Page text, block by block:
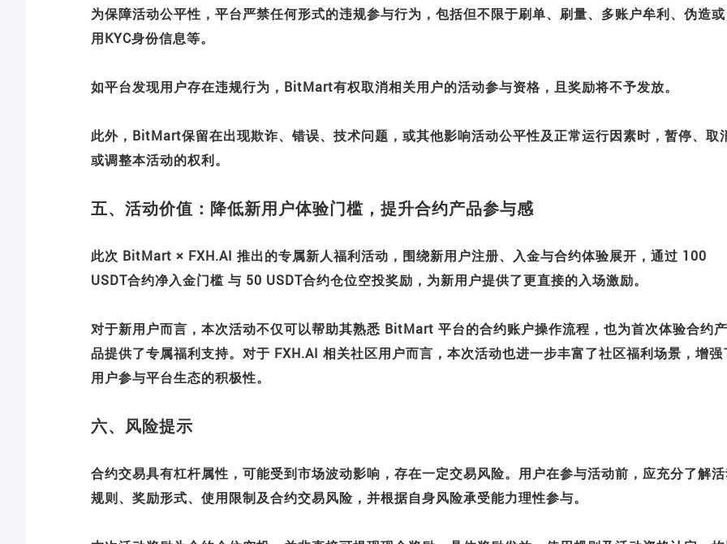
为保障活动公平性，平台严禁任何形式的违规参与行为，包括但不限于刷单、刷量、多账户牟利、伪造
用KYC身份信息等。
如平台发现用户存在违规行为，BitMart有权取消相关用户的活动参与资格，且奖励将不予发放。
此外，BitMart保留在出现欺诈、错误、技术问题，或其他影响活动公平性及正常运行因素时，暂停、取
或调整本活动的权利。
五、活动价值：降低新用户体验门槛，提升合约产品参与感
此次 BitMart × FXH.AI 推出的专属新人福利活动，围绕新用户注册、入金与合约体验展开，通过 100
USDT合约净入金门槛 与 50 USDT合约仓位空投奖励，为新用户提供了更直接的入场激励。
对于新用户而言，本次活动不仅可以帮助其熟悉 BitMart 平台的合约账户操作流程，也为首次体验合约产
品提供了专属福利支持。对于 FXH.AI 相关社区用户而言，本次活动也进一步丰富了社区福利场景，增强
用户参与平台生态的积极性。
六、风险提示
合约交易具有杠杆属性，可能受到市场波动影响，存在一定交易风险。用户在参与活动前，应充分了解
规则、奖励形式、使用限制及合约交易风险，并根据自身风险承受能力理性参与。